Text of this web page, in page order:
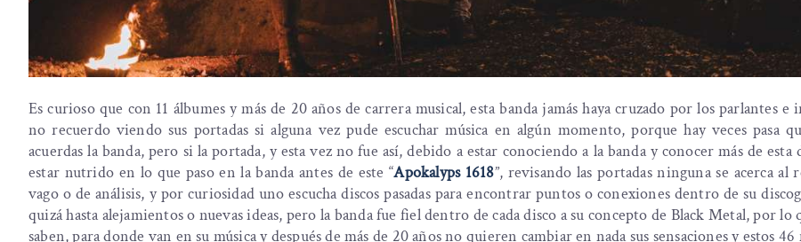
Es curioso que con 11 álbumes y más de 20 años de carrera musical, esta banda jamás haya cruzado por los parlantes e
no recuerdo viendo sus portadas si alguna vez pude escuchar música en algún momento, porque hay veces pasa
acuerdas la banda, pero si la portada, y esta vez no fue así, debido a estar conociendo a la banda y conocer más de esta
estar nutrido en lo que paso en la banda antes de este “Apokalyps 1618”, revisando las portadas ninguna se acerca al
vago o de análisis, y por curiosidad uno escucha discos pasadas para encontrar puntos o conexiones dentro de su
quizá hasta alejamientos o nuevas ideas, pero la banda fue fiel dentro de cada disco a su concepto de Black Metal, por lo
saben, para donde van en su música y después de más de 20 años no quieren cambiar en nada sus sensaciones y estos